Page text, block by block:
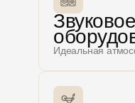
Идеальная